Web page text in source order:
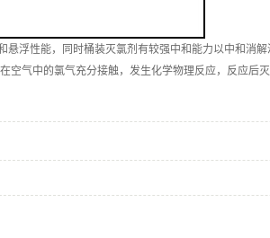
浮性能，同时桶装灭氯剂有较强中和能力以中和消解
气中的氯气充分接触，发生化学物理反应，反应后